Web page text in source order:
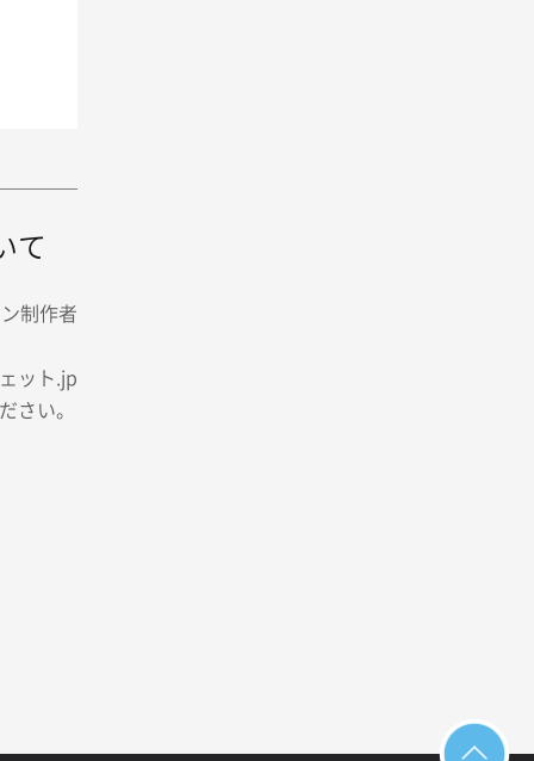
て
制作者
ット.jp
さい。